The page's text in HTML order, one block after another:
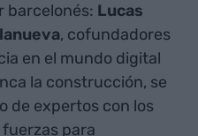
barcelonés: Lucas
, cofundadores
en el mundo digital
la construcción, se
de expertos con los
para